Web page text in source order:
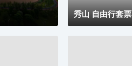
秀山 自由行套票